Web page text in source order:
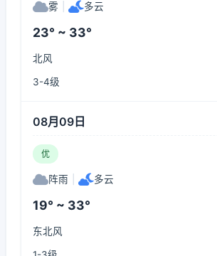
雾 多云
23° ~ 33°
北风
3-4级
08月09日
优
阵雨 多云
19° ~ 33°
东北风